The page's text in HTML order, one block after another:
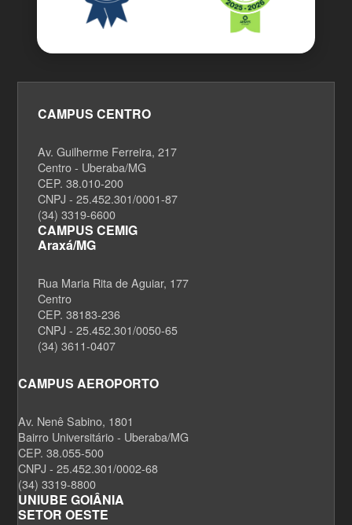
CAMPUS CENTRO
Av. Guilherme Ferreira, 217
Centro - Uberaba/MG
CEP. 38.010-200
CNPJ - 25.452.301/0001-87
(34) 3319-6600
CAMPUS CEMIG
Araxá/MG
Rua Maria Rita de Aguiar, 177
Centro
CEP. 38183-236
CNPJ - 25.452.301/0050-65
(34) 3611-0407
CAMPUS AEROPORTO
Av. Nenê Sabino, 1801
Bairro Universitário - Uberaba/MG
CEP. 38.055-500
CNPJ - 25.452.301/0002-68
(34) 3319-8800
UNIUBE GOIÂNIA
SETOR OESTE